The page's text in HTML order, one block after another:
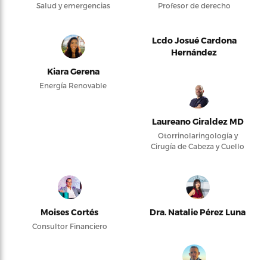
Salud y emergencias Profesor de derecho
Kiara Gerena
Energía Renovable
Lcdo Josué Cardona
Hernández
Laureano Giraldez MD
Otorrinolaringología y
Cirugía de Cabeza y Cuello
Moises Cortés
Consultor Financiero
Dra. Natalie Pérez Luna